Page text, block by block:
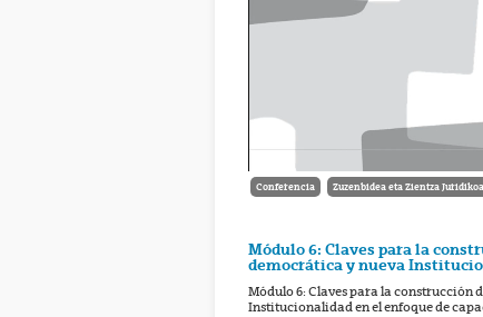
Conferencia Zuzenbidea eta Zientza
Módulo 6: Claves para la
democrática y nueva
Módulo 6: Claves para la construcción
Institucionalidad en el enfoque de